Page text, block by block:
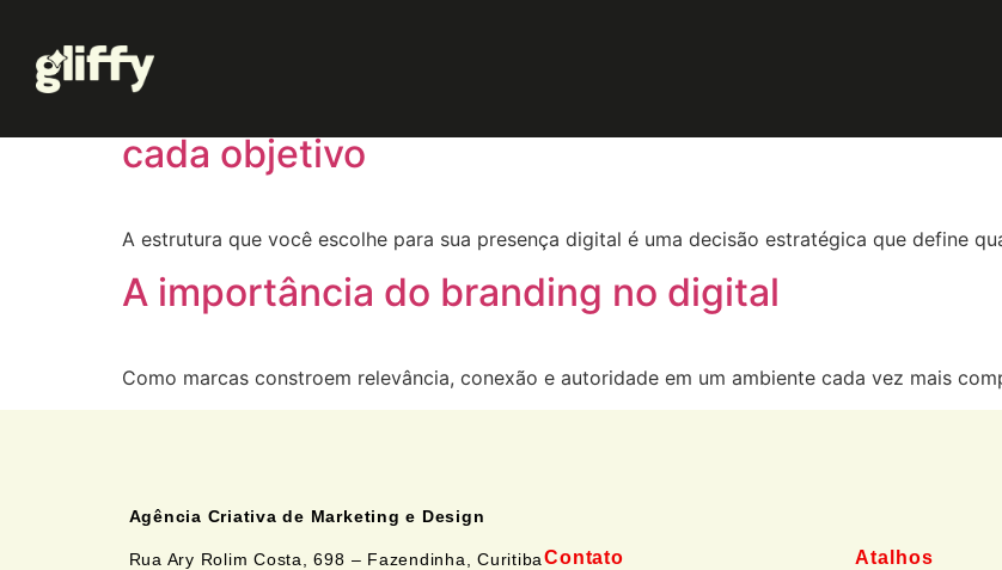
Tag:
Site Institucional ou Landing Page: como
cada objetivo
A estrutura que você escolhe para sua presença digital é uma decisão estratégica que define
A importância do branding no digital
Como marcas constroem relevância, conexão e autoridade em um ambiente cada vez mais
Agência Criativa de Marketing e Design
Rua Ary Rolim Costa, 698 – Fazendinha, CuritibaContato Atalhos